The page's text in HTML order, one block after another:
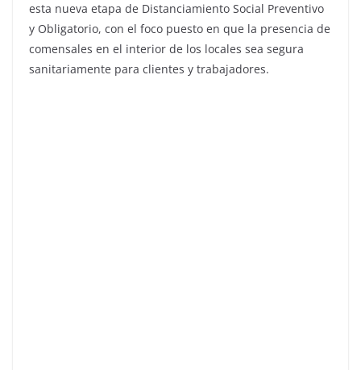
esta nueva etapa de Distanciamiento Social Preventivo
y Obligatorio, con el foco puesto en que la presencia de
comensales en el interior de los locales sea segura
sanitariamente para clientes y trabajadores.